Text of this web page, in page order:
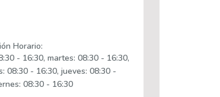
Horario:
- 16:30, martes: 08:30 - 16:30,
08:30 - 16:30, jueves: 08:30 -
08:30 - 16:30